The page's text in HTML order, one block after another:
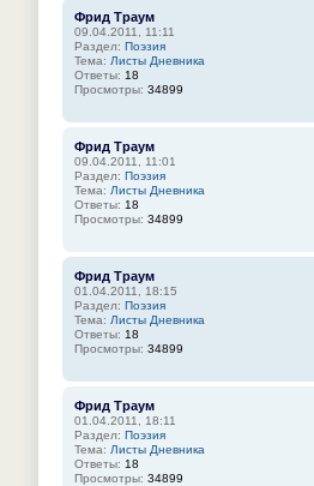
Фрид Траум
09.04.2011, 11:11
Раздел: Поэзия
Тема: Листы Дневника
Ответы: 18
Просмотры: 34899
Фрид Траум
09.04.2011, 11:01
Раздел: Поэзия
Тема: Листы Дневника
Ответы: 18
Просмотры: 34899
Фрид Траум
01.04.2011, 18:15
Раздел: Поэзия
Тема: Листы Дневника
Ответы: 18
Просмотры: 34899
Фрид Траум
01.04.2011, 18:11
Раздел: Поэзия
Тема: Листы Дневника
Ответы: 18
Просмотры: 34899